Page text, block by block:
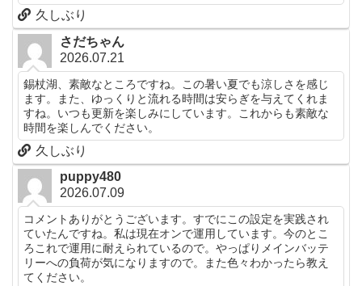
久しぶり
さだちゃん
2026.07.21
錫杖湖、素敵なところですね。この暑い夏でも涼しさを感じ
ます。また、ゆっくりと流れる時間は安らぎを与えてくれま
すね。いつも更新を楽しみにしています。これからも素敵な
時間を楽しんでください。
久しぶり
puppy480
2026.07.09
コメントありがとうございます。すでにこの設定を実践され
ていたんですね。私は現在オンで運用しています。今のとこ
ろこれで運用に耐えられているので。やっぱりメインバッテ
リーへの負荷が気になりますので。また色々わかったら教え
てください。